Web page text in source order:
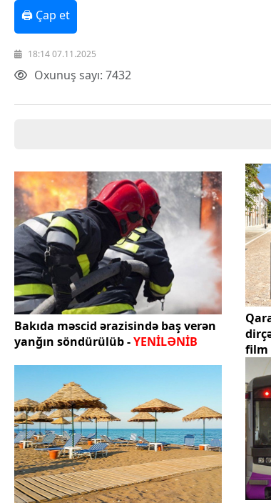
🖨 Çap et
18:14 07.11.2025
Oxunuş sayı: 7432
Bakıda məscid ərazisində baş verən
yanğın söndürülüb -YENİLƏNİB
film